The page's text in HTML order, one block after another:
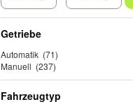
Getriebe
Automatik (71)
Manuell (237)
Fahrzeugtyp